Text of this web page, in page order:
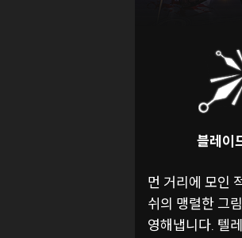
블레이
먼 거리에 모인
쉬의 맹렬한 그
영해냅니다. 텔